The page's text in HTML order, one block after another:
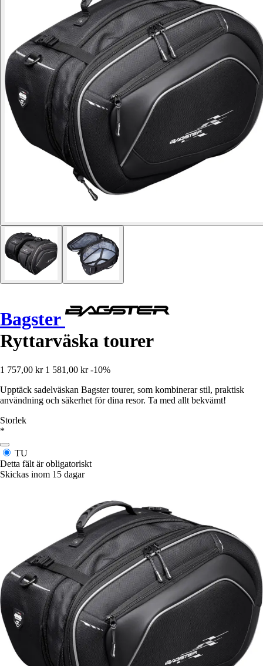
Bagster
Ryttarväska tourer
1 757,00 kr 1 581,00 kr -10%
Upptäck sadelväskan Bagster tourer, som kombinerar stil, praktisk
användning och säkerhet för dina resor. Ta med allt bekvämt!
Storlek
*
TU
Detta fält är obligatoriskt
Skickas inom 15 dagar